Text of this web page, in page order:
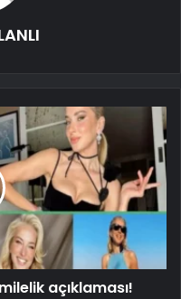
açıklaması!